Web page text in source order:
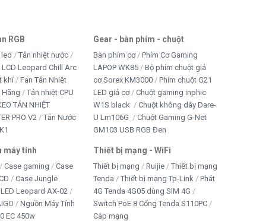
RGB
led
Tản nhiệt nước
Leopard Chill Arc
khí
Fan Tản Nhiệt
Tản nhiệt CPU
TẢN NHIỆT
PRO V2
Tản Nước
máy tính
Case gaming
Case
Case Jungle
Leopard AX-02
Nguồn Máy Tính
EC 450w
Gear - bàn phím - chuột
Bàn phím cơ
Phím Cơ Gaming
LAPOP WK85
Bộ phím chuột giả
cơ Sorex KM3000
Phím chuột G21
LED giả cơ
Chuột gaming inphic
W1S black
Chuột không dây Dare-
U Lm106G
Chuột Gaming G-Net
GM103 USB RGB Đen
Thiết bị mạng - WiFi
Thiết bị mạng Ruijie
Thiết bị mạng
Tenda
Thiết bị mạng Tp-Link
Phát
4G Tenda 4G05 dùng SIM 4G
Switch PoE 8 Cổng Tenda S110PC
Cáp mạng